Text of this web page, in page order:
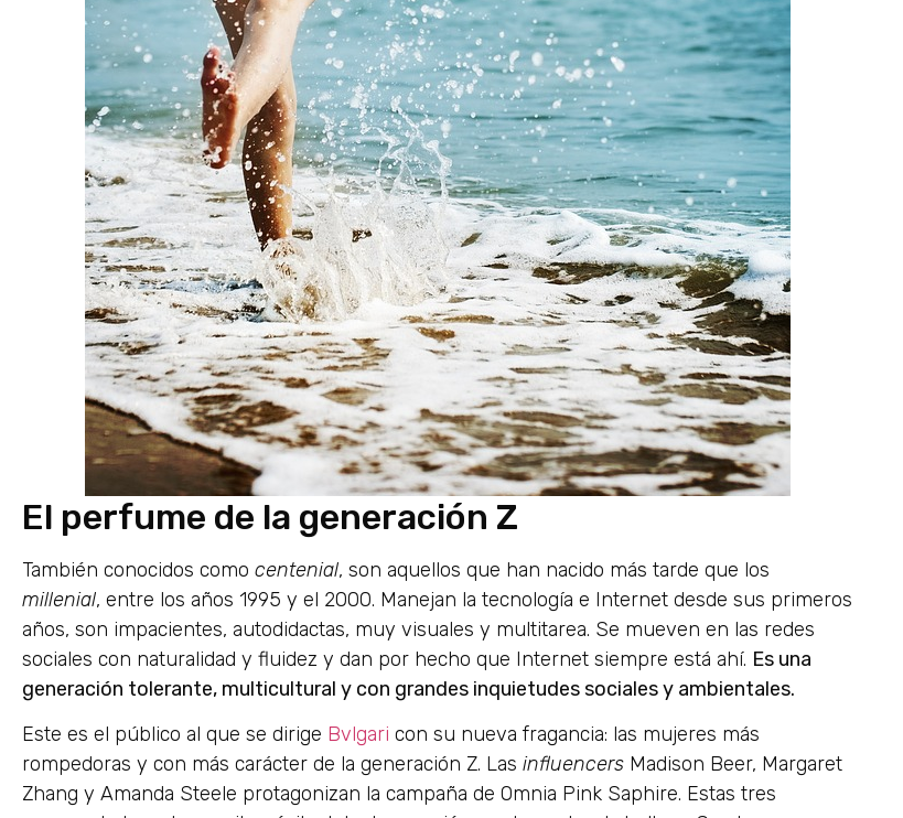
El perfume de la generación Z
También conocidos como centenial, son aquellos que han nacido más tarde que los
millenial, entre los años 1995 y el 2000. Manejan la tecnología e Internet desde sus primeros
años, son impacientes, autodidactas, muy visuales y multitarea. Se mueven en las redes
sociales con naturalidad y fluidez y dan por hecho que Internet siempre está ahí. Es una
generación tolerante, multicultural y con grandes inquietudes sociales y ambientales.
Este es el público al que se dirige Bvlgari con su nueva fragancia: las mujeres más
rompedoras y con más carácter de la generación Z. Las influencers Madison Beer, Margaret
Zhang y Amanda Steele protagonizan la campaña de Omnia Pink Saphire. Estas tres